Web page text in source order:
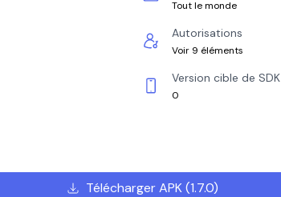
Tout le monde
Autorisations
Voir 9 éléments
Version cible de SDK
0
Télécharger APK(1.7.0)